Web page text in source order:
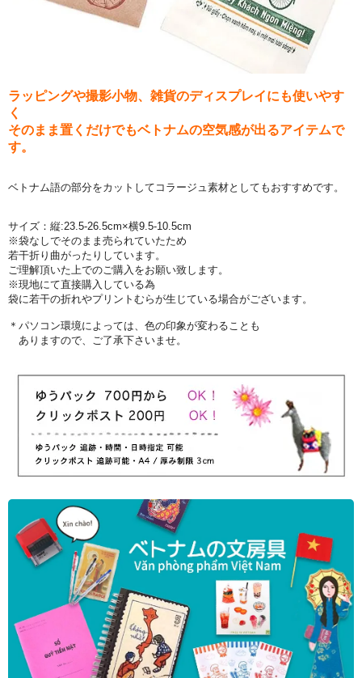
ラッピングや撮影小物、雑貨のディスプレイにも使いやす
く
そのまま置くだけでもベトナムの空気感が出るアイテムで
す。
ベトナム語の部分をカットしてコラージュ素材としてもおすすめです。
サイズ：縦:23.5-26.5cm×横9.5-10.5cm
※袋なしでそのまま売られていたため
若干折り曲がったりしています。
ご理解頂いた上でのご購入をお願い致します。
※現地にて直接購入している為
袋に若干の折れやプリントむらが生じている場合がございます。
＊パソコン環境によっては、色の印象が変わることも
ありますので、ご了承下さいませ。